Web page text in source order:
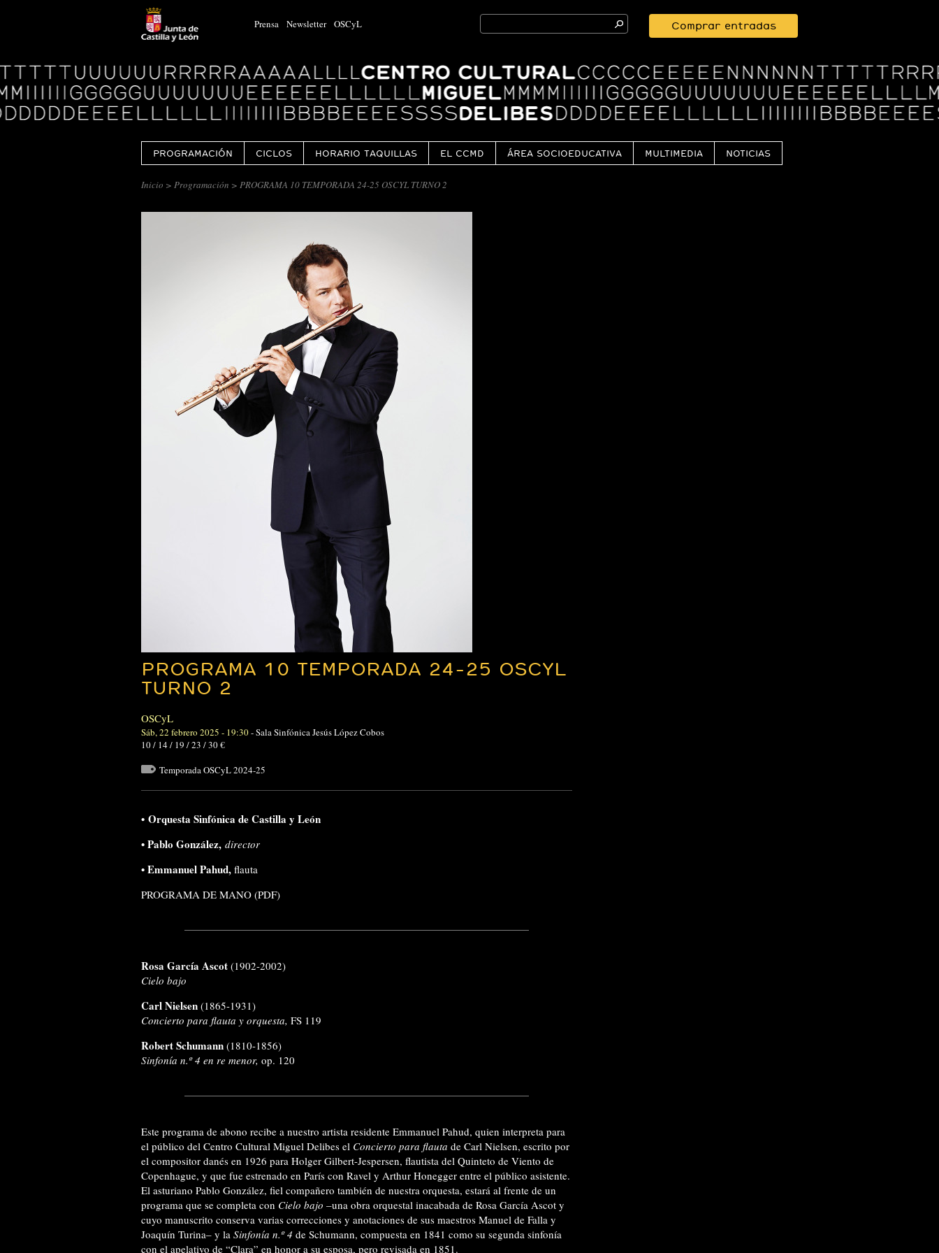
Prensa Newsletter OSCyL
Search
for:
Comprar entradas
Logo
Centro
Cultural
Miguel
Delibes
PROGRAMACIÓN CICLOS HORARIO TAQUILLAS EL CCMD ÁREA SOCIOEDUCATIVA MULTIMEDIA NOTICIAS
Inicio > Programación > PROGRAMA 10 TEMPORADA 24-25 OSCYL TURNO 2
PROGRAMA 10 TEMPORADA 24-25 OSCYL
TURNO 2
OSCyL
Sáb, 22 febrero 2025 - 19:30-Sala Sinfónica Jesús López Cobos
10 / 14 / 19 / 23 / 30 €
Temporada OSCyL 2024-25
• Orquesta Sinfónica de Castilla y León
•Pablo González, director
•Emmanuel Pahud, flauta
PROGRAMA DE MANO (PDF)
Rosa García Ascot (1902-2002)
Cielo bajo
Carl Nielsen (1865-1931)
Concierto para flauta y orquesta, FS 119
Robert Schumann (1810-1856)
Sinfonía n.º 4 en re menor, op. 120
Este programa de abono recibe a nuestro artista residente Emmanuel Pahud, quien interpreta para
el público del Centro Cultural Miguel Delibes el Concierto para flauta de Carl Nielsen, escrito por
el compositor danés en 1926 para Holger Gilbert-Jespersen, flautista del Quinteto de Viento de
Copenhague, y que fue estrenado en París con Ravel y Arthur Honegger entre el público asistente.
El asturiano Pablo González, fiel compañero también de nuestra orquesta, estará al frente de un
programa que se completa con Cielo bajo –una obra orquestal inacabada de Rosa García Ascot y
cuyo manuscrito conserva varias correcciones y anotaciones de sus maestros Manuel de Falla y
Joaquín Turina– y la Sinfonía n.º 4 de Schumann, compuesta en 1841 como su segunda sinfonía
con el apelativo de “Clara” en honor a su esposa, pero revisada en 1851.